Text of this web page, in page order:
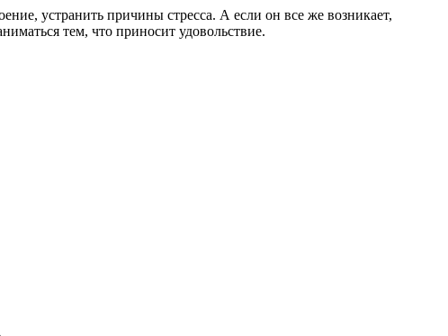
устранить причины стресса. А если он все же возникает,
тем, что приносит удовольствие.